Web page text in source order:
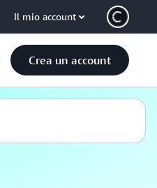
Il mio account
Crea un account